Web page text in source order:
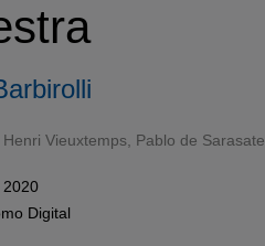
Henri Vieuxtemps Pablo de Sarasate
2020
Digital